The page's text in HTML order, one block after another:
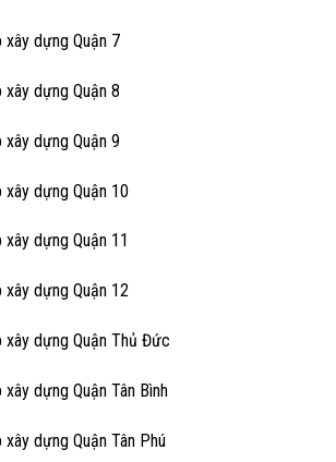
xây dựng Quận 7
xây dựng Quận 8
xây dựng Quận 9
xây dựng Quận 10
xây dựng Quận 11
xây dựng Quận 12
xây dựng Quận Thủ Đức
xây dựng Quận Tân Bình
xây dựng Quận Tân Phú